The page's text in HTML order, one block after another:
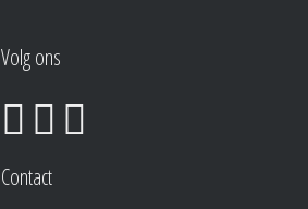
Volg ons
Contact